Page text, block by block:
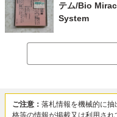
テム/Bio
System
ご注意： 落札情報を機械的に
格等の情報が掲載又は利用さ